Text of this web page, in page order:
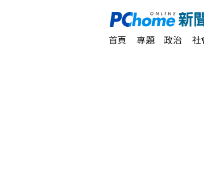
首頁 專題 政治 社